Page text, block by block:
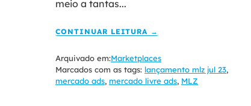
meio a tantas...
CONTINUAR LEITURA →
Arquivado em:Marketplaces
Marcados com as tags: lançamento mlz jul 23,
mercado ads, mercado livre ads, MLZ